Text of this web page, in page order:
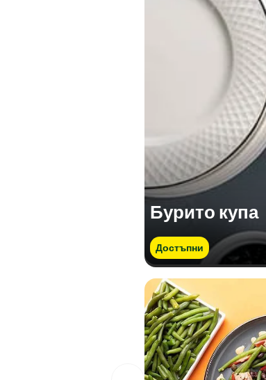
Белтъчини (гр)
Бурито купа
Достъпни